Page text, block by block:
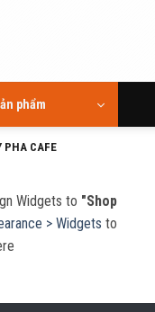
phẩm
PHA CAFE
Widgets to "Shop
> Widgets to